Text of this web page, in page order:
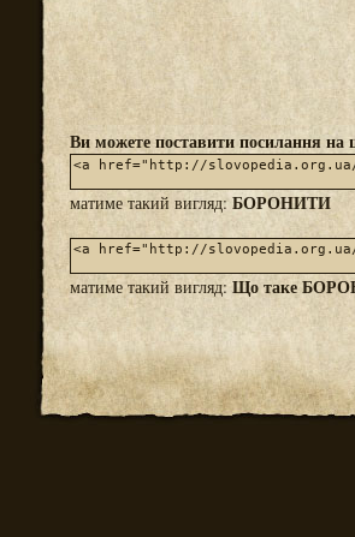
Ви можете поставити посилання на
матиме такий вигляд:БОРОНИТИ
матиме такий вигляд: Що таке